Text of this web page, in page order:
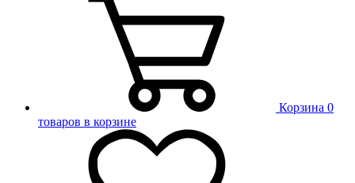
Корзина 0
товаров в корзине